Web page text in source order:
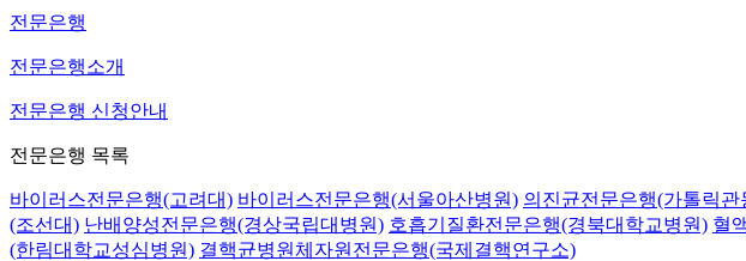
전문은행
전문은행소개
전문은행 신청안내
전문은행 목록
바이러스전문은행(고려대) 바이러스전문은행(서울아산병원) 의진균전문은행(가톨릭관
(조선대) 난배양성전문은행(경상국립대병원) 호흡기질환전문은행(경북대학교병원) 혈
(한림대학교성심병원) 결핵균병원체자원전문은행(국제결핵연구소)